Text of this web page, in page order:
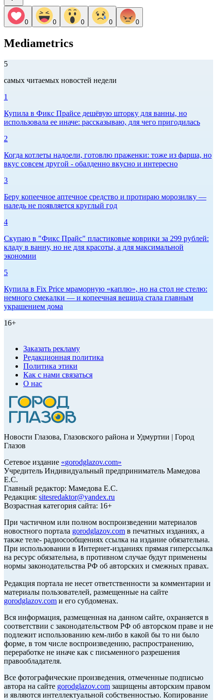
0 0 0 0 0
Mediametrics
5
самых читаемых новостей недели
1
Купила в Фикс Прайсе дешёвую шторку для ванны, но
использовала ее иначе: рассказываю, для чего пригодилась
2
Когда котлеты надоели, готовлю праженки: тоже из фарша, но
вкус совсем другой - обалденно вкусно и интересно
3
Беру копеечное аптечное средство и протираю морозилку —
наледь не появляется круглый год
4
Скупаю в "Фикс Прайс" пластиковые коврики за 299 рублей:
кладу в ванну, но не для красоты, а для максимальной
экономии
5
Купила в Fix Price мраморную «каплю», но на стол не стелю:
немного смекалки — и копеечная вещица стала главным
украшением дома
16+
Заказать рекламу
Редакционная политика
Политика этики
Как с нами связаться
О нас
Новости Глазова, Глазовского района и Удмуртии | Город
Глазов
Сетевое издание «gorodglazov.com»
Учредитель Индивидуальный предприниматель Мамедова
Е.С.
Главный редактор: Мамедова Е.С.
Редакция: sitesredaktor@yandex.ru
Возрастная категория сайта: 16+
При частичном или полном воспроизведении материалов
новостного портала gorodglazov.com в печатных изданиях, а
также теле- радиосообщениях ссылка на издание обязательна.
При использовании в Интернет-изданиях прямая гиперссылка
на ресурс обязательна, в противном случае будут применены
нормы законодательства РФ об авторских и смежных правах.
Редакция портала не несет ответственности за комментарии и
материалы пользователей, размещенные на сайте
gorodglazov.com и его субдоменах.
Вся информация, размещенная на данном сайте, охраняется в
соответствии с законодательством РФ об авторском праве и не
подлежит использованию кем-либо в какой бы то ни было
форме, в том числе воспроизведению, распространению,
переработке не иначе как с письменного разрешения
правообладателя.
Все фотографические произведения, отмеченные подписью
автора на сайте gorodglazov.com защищены авторским правом
и являются интеллектуальной собственностью. Копирование